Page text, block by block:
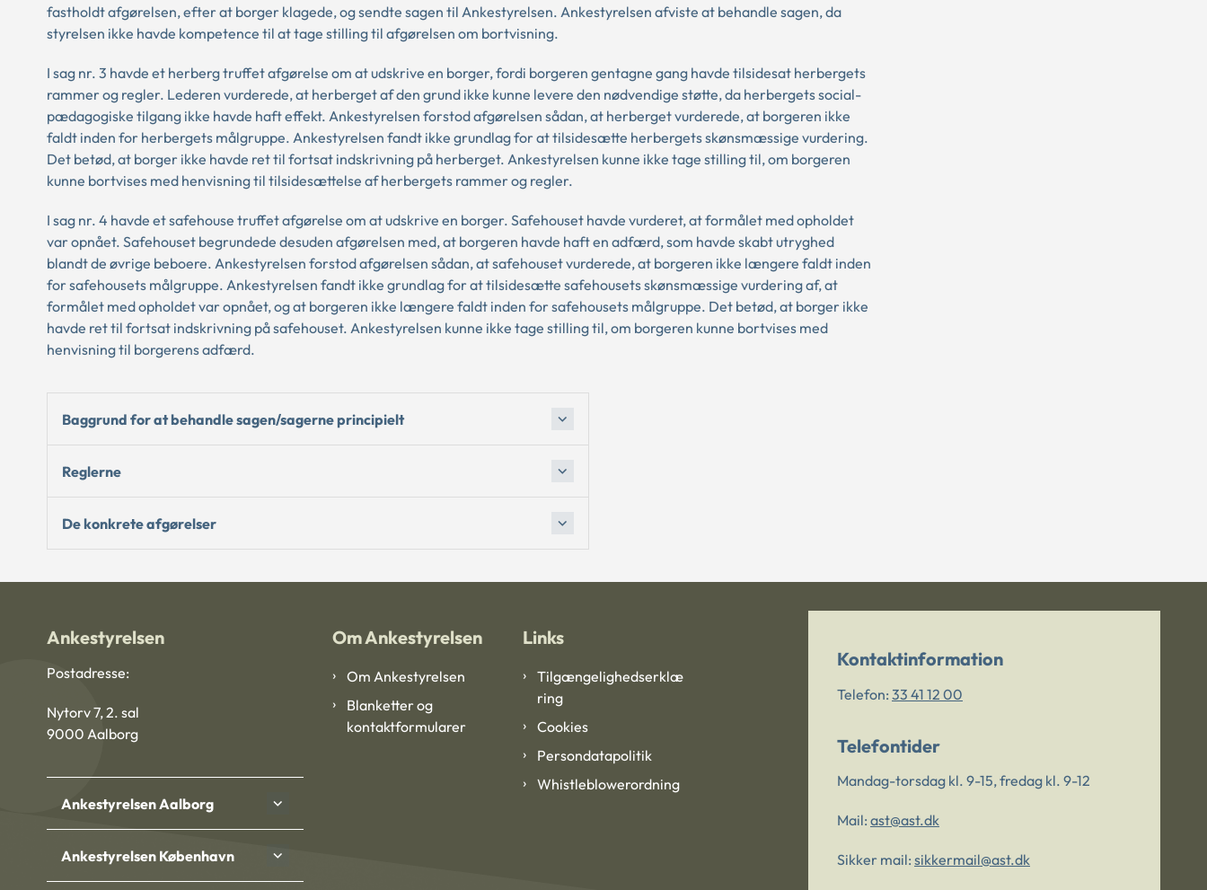
fastholdt afgørelsen, efter at borger klagede, og sendte sagen til Ankestyrelsen. Ankestyrelsen afviste at behandle sagen, da
styrelsen ikke havde kompetence til at tage stilling til afgørelsen om bortvisning.
I sag nr. 3 havde et herberg truffet afgørelse om at udskrive en borger, fordi borgeren gentagne gang havde tilsidesat herbergets
rammer og regler. Lederen vurderede, at herberget af den grund ikke kunne levere den nødvendige støtte, da herbergets social-
pædagogiske tilgang ikke havde haft effekt. Ankestyrelsen forstod afgørelsen sådan, at herberget vurderede, at borgeren ikke
faldt inden for herbergets målgruppe. Ankestyrelsen fandt ikke grundlag for at tilsidesætte herbergets skønsmæssige vurdering.
Det betød, at borger ikke havde ret til fortsat indskrivning på herberget. Ankestyrelsen kunne ikke tage stilling til, om borgeren
kunne bortvises med henvisning til tilsidesættelse af herbergets rammer og regler.
I sag nr. 4 havde et safehouse truffet afgørelse om at udskrive en borger. Safehouset havde vurderet, at formålet med opholdet
var opnået. Safehouset begrundede desuden afgørelsen med, at borgeren havde haft en adfærd, som havde skabt utryghed
blandt de øvrige beboere. Ankestyrelsen forstod afgørelsen sådan, at safehouset vurderede, at borgeren ikke længere faldt inden
for safehousets målgruppe. Ankestyrelsen fandt ikke grundlag for at tilsidesætte safehousets skønsmæssige vurdering af, at
formålet med opholdet var opnået, og at borgeren ikke længere faldt inden for safehousets målgruppe. Det betød, at borger ikke
havde ret til fortsat indskrivning på safehouset. Ankestyrelsen kunne ikke tage stilling til, om borgeren kunne bortvises med
henvisning til borgerens adfærd.
Baggrund for at behandle sagen/sagerne principielt
Reglerne
De konkrete afgørelser
Ankestyrelsen
Postadresse:
Nytorv 7, 2. sal
9000 Aalborg
Ankestyrelsen Aalborg
Ankestyrelsen København
Om Ankestyrelsen
Om Ankestyrelsen
Blanketter og
kontaktformularer
Links
Tilgængelighedserklæ
ring
Cookies
Persondatapolitik
Whistleblowerordning
Kontaktinformation
Telefon: 33 41 12 00
Telefontider
Mandag-torsdag kl. 9-15, fredag kl. 9-12
Mail: ast@ast.dk
Sikker mail: sikkermail@ast.dk